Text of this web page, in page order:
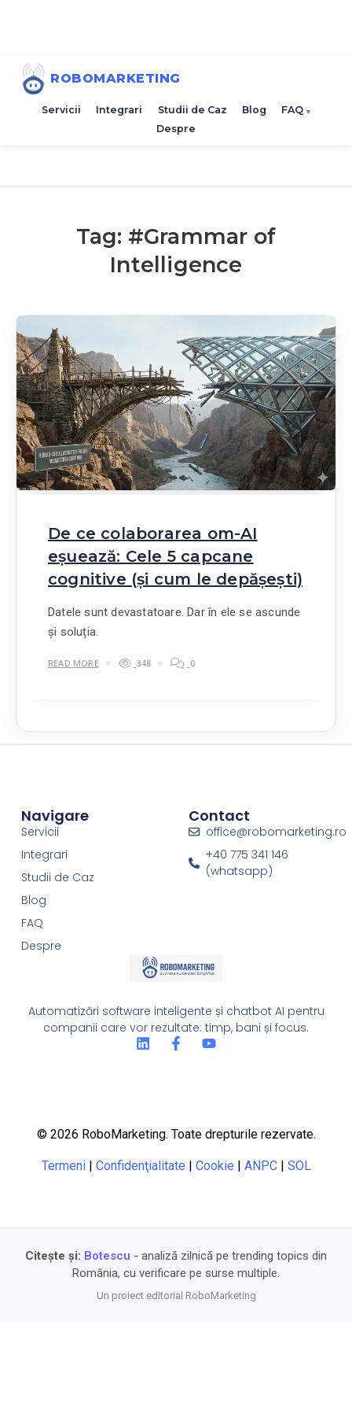
ROBOMARKETING
Servicii Integrari Studii de Caz Blog
FAQ
Despre
Tag: #Grammar of
Intelligence
De ce colaborarea om-AI
eșuează: Cele 5 capcane
cognitive (și cum le depășești)
Datele sunt devastatoare. Dar în ele se ascunde
și soluția.
READ MORE 348 0
Automatizări software inteligente și chatbot AI pentru
companii care vor rezultate: timp, bani și focus.
Navigare
Servicii
Integrari
Studii de Caz
Blog
FAQ
Despre
Contact
office@robomarketing.ro
+40 775 341 146
(whatsapp)
© 2026 RoboMarketing. Toate drepturile rezervate.
Termeni| Confidenţialitate Cookie ANPC| SOL
Citește și: Botescu - analiză zilnică pe trending topics din
România, cu verificare pe surse multiple.
Un proiect editorial RoboMarketing